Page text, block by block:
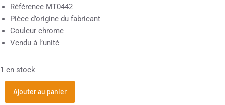
Référence MT0442
Pièce d’origine du fabricant
Couleur chrome
Vendu à l’unité
1 en stock
Ajouter au panier